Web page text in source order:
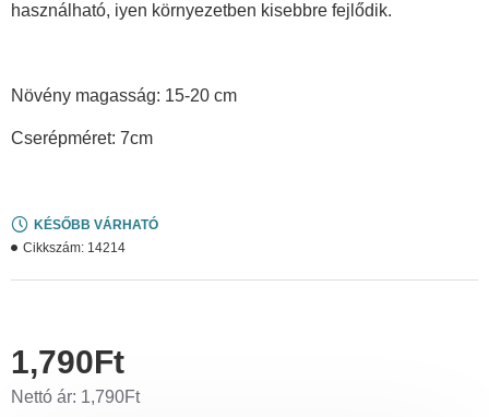
használható, iyen környezetben kisebbre fejlődik.
Növény magasság: 15-20 cm
Cserépméret: 7cm
KÉSŐBB VÁRHATÓ
Cikkszám: 14214
1,790Ft
Nettó ár: 1,790Ft